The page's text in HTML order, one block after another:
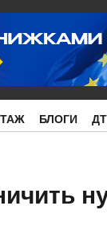
БЛОГИ